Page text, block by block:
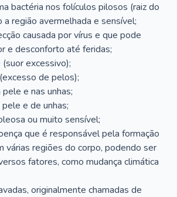
bactéria nos folículos pilosos (raiz do
a região avermelhada e sensível;
causada por vírus e que pode
e desconforto até feridas;
excessivo);
de pelos);
pele e nas unhas;
e de unhas;
ou muito sensível;
que é responsável pela formação
várias regiões do corpo, podendo ser
fatores, como mudança climática
originalmente chamadas de